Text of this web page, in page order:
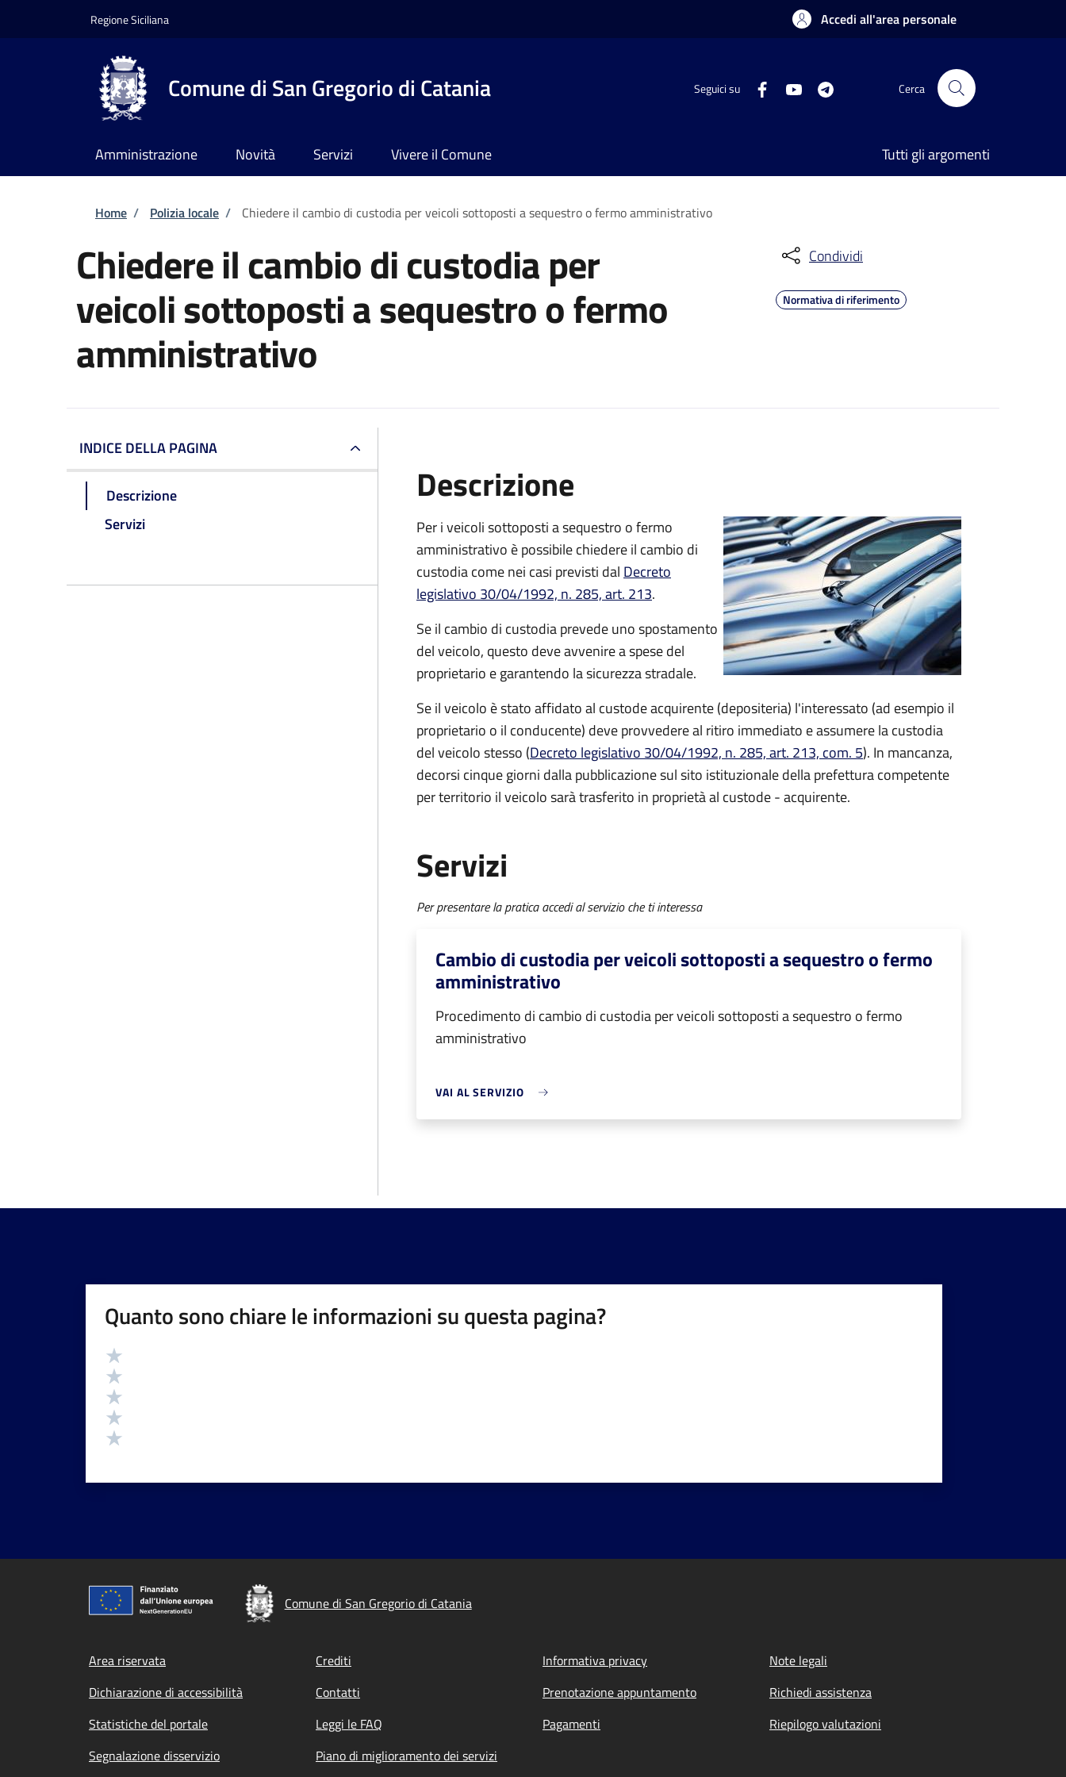
Regione Siciliana Accedi all'area personale
Comune di San Gregorio di Catania Seguici su Cerca
Amministrazione Novità Servizi Vivere il Comune Tutti gli argomenti
Briciole di pane
Home / Polizia locale / Chiedere il cambio di custodia per veicoli sottoposti a sequestro o fermo amministrativo
Chiedere il cambio di custodia per
veicoli sottoposti a sequestro o fermo
amministrativo
Condividi
Normativa di riferimento
INDICE DELLA PAGINA
Descrizione
Servizi
Descrizione
Per i veicoli sottoposti a sequestro o fermo
amministrativo è possibile chiedere il cambio di
custodia come nei casi previsti dal Decreto
legislativo 30/04/1992, n. 285, art. 213.
Se il cambio di custodia prevede uno spostamento
del veicolo, questo deve avvenire a spese del
proprietario e garantendo la sicurezza stradale.
Se il veicolo è stato affidato al custode acquirente (depositeria) l'interessato (ad esempio il
proprietario o il conducente) deve provvedere al ritiro immediato e assumere la custodia
del veicolo stesso (Decreto legislativo 30/04/1992, n. 285, art. 213, com. 5). In mancanza,
decorsi cinque giorni dalla pubblicazione sul sito istituzionale della prefettura competente
per territorio il veicolo sarà trasferito in proprietà al custode - acquirente.
Servizi
Per presentare la pratica accedi al servizio che ti interessa
Cambio di custodia per veicoli sottoposti a sequestro o fermo
amministrativo
Procedimento di cambio di custodia per veicoli sottoposti a sequestro o fermo
amministrativo
VAI AL SERVIZIO
Quanto sono chiare le informazioni su questa pagina?
Valutazione
Comune di San Gregorio di Catania
Footer menu
Area riservata Crediti Informativa privacy
Note legali
Dichiarazione di accessibilità
Contatti Prenotazione appuntamento
Richiedi assistenza
Statistiche del portale
Leggi le FAQ Pagamenti
Riepilogo valutazioni
Segnalazione disservizio
Piano di miglioramento dei servizi